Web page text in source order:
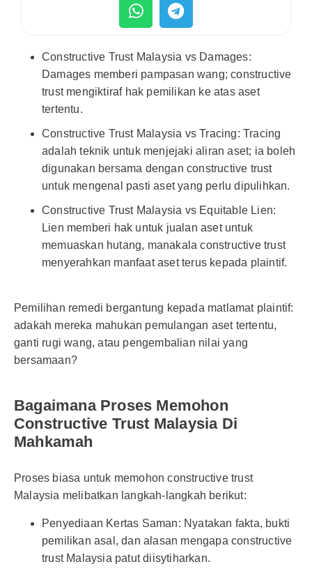
Constructive Trust Malaysia vs Damages:
Damages memberi pampasan wang; constructive
trust mengiktiraf hak pemilikan ke atas aset
tertentu.
Constructive Trust Malaysia vs Tracing: Tracing
adalah teknik untuk menjejaki aliran aset; ia boleh
digunakan bersama dengan constructive trust
untuk mengenal pasti aset yang perlu dipulihkan.
Constructive Trust Malaysia vs Equitable Lien:
Lien memberi hak untuk jualan aset untuk
memuaskan hutang, manakala constructive trust
menyerahkan manfaat aset terus kepada plaintif.
Pemilihan remedi bergantung kepada matlamat plaintif:
adakah mereka mahukan pemulangan aset tertentu,
ganti rugi wang, atau pengembalian nilai yang
bersamaan?
Bagaimana Proses Memohon
Constructive Trust Malaysia Di
Mahkamah
Proses biasa untuk memohon constructive trust
Malaysia melibatkan langkah-langkah berikut:
Penyediaan Kertas Saman: Nyatakan fakta, bukti
pemilikan asal, dan alasan mengapa constructive
trust Malaysia patut diisytiharkan.